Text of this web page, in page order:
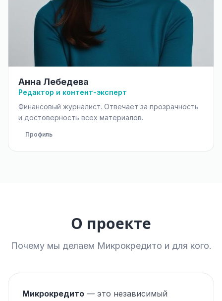
Анна Лебедева
Редактор и контент-эксперт
Финансовый журналист. Отвечает за прозрачность
и достоверность всех материалов.
Профиль
О проекте
Почему мы делаем Микрокредито и для кого.
Микрокредито — это независимый